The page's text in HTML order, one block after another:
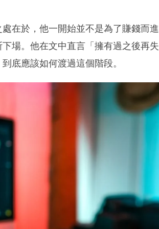
在於，他一開始並不是為了賺錢而進
場。他在文中直言「擁有過之後再失
底應該如何渡過這個階段。